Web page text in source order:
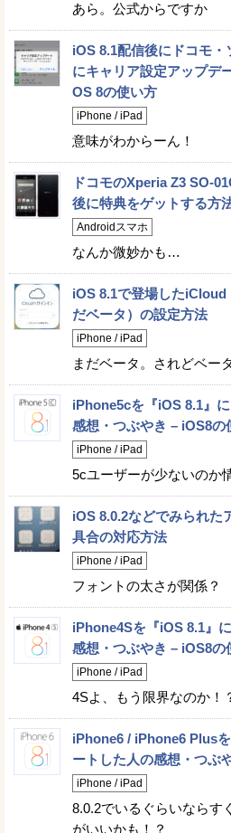
あら。公式からですか
iOS 8.1配信後にドコモ
にキャリア設定アップデ
OS 8の使い方
iPhone / iPad
意味がわからーん！
ドコモのXperia Z3 SO-
後に特典をゲットする方
Androidスマホ
なんか微妙かも…
iOS 8.1で登場したiCloud
だベータ）の設定方法
iPhone / iPad
まだベータ。されどベータ
iPhone5cを『iOS 8.1』
感想・つぶやき – iOS8の
iPhone / iPad
5cユーザーが少ないのか
iOS 8.0.2などでみられた
具合の対応方法
iPhone / iPad
フォントの太さが関係？
iPhone4Sを『iOS 8.1』
感想・つぶやき – iOS8の
iPhone / iPad
4Sよ、もう限界なのか！
iPhone6 / iPhone6 Plus
ートした人の感想・つぶ
iPhone / iPad
8.0.2でいるぐらいならす
がいいかも！？